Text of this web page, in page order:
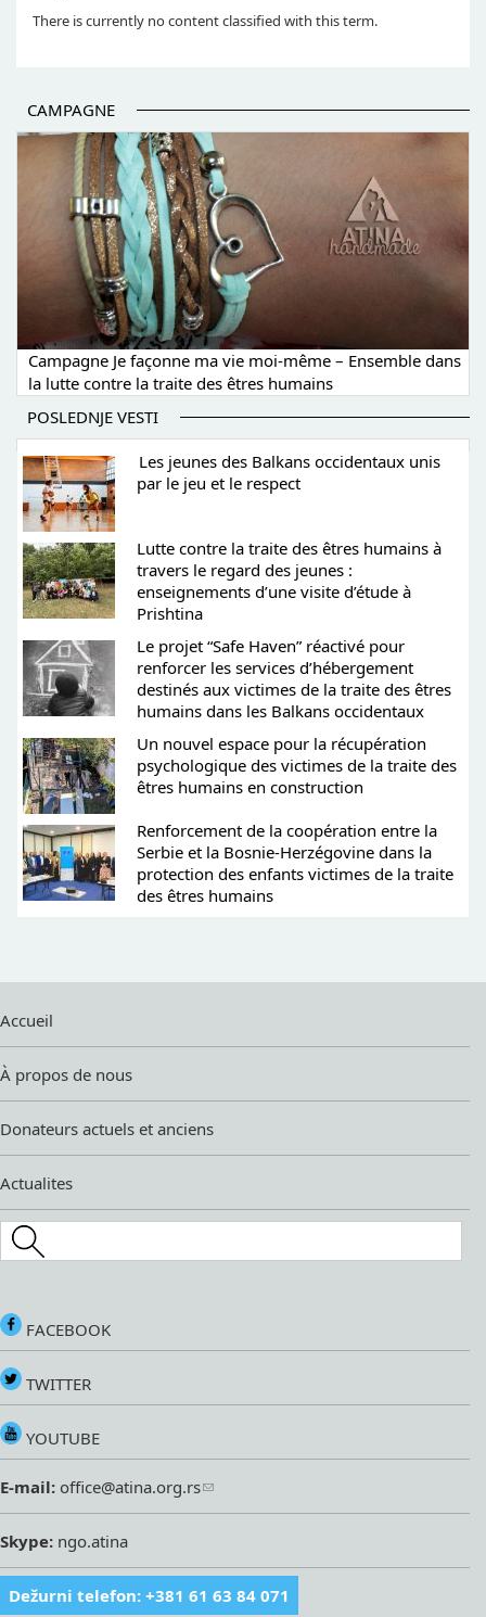
There is currently no content classified with this term.
CAMPAGNE
Campagne Je façonne ma vie moi-même – Ensemble dans
la lutte contre la traite des êtres humains
POSLEDNJE VESTI
Les jeunes des Balkans occidentaux unis
par le jeu et le respect
Lutte contre la traite des êtres humains à
travers le regard des jeunes :
enseignements d’une visite d’étude à
Prishtina
Le projet “Safe Haven” réactivé pour
renforcer les services d’hébergement
destinés aux victimes de la traite des êtres
humains dans les Balkans occidentaux
Un nouvel espace pour la récupération
psychologique des victimes de la traite des
êtres humains en construction
Renforcement de la coopération entre la
Serbie et la Bosnie-Herzégovine dans la
protection des enfants victimes de la traite
des êtres humains
Accueil
À propos de nous
Donateurs actuels et anciens
Actualites
Search this site
FACEBOOK
TWITTER
YOUTUBE
E-mail: office@atina.org.rs
Skype: ngo.atina
Dežurni telefon: +381 61 63 84 071